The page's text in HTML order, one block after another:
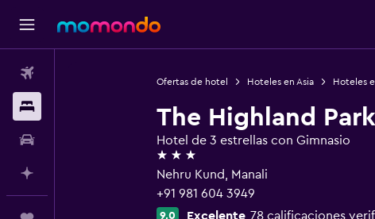
Ofertas de hotel Hoteles en Asia Hoteles
The Highland Park
Hotel de 3 estrellas con Gimnasio
3 estrellas
Nehru Kund, Manali
+91 981 604 3949
9,0 Excelente 78 calificaciones